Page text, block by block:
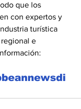
que los
con expertos y
turística
e